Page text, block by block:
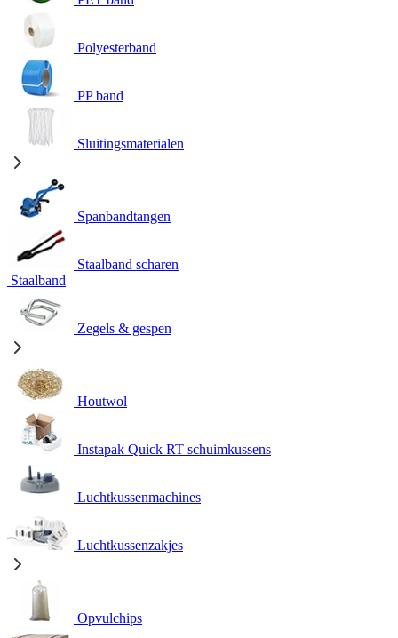
Polyesterband
PP band
Sluitingsmaterialen
Spanbandtangen
Staalband scharen
Staalband
Zegels & gespen
Houtwol
Instapak Quick RT schuimkussens
Luchtkussenmachines
Luchtkussenzakjes
Opvulchips